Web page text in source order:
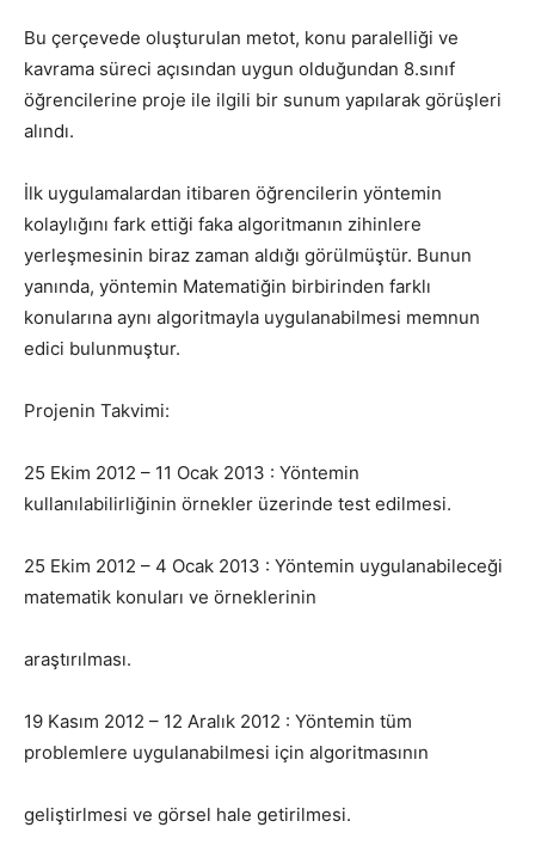
Bu çerçevede oluşturulan metot, konu paralelliği ve
kavrama süreci açısından uygun olduğundan 8.sınıf
öğrencilerine proje ile ilgili bir sunum yapılarak görüşleri
alındı.
İlk uygulamalardan itibaren öğrencilerin yöntemin
kolaylığını fark ettiği faka algoritmanın zihinlere
yerleşmesinin biraz zaman aldığı görülmüştür. Bunun
yanında, yöntemin Matematiğin birbirinden farklı
konularına aynı algoritmayla uygulanabilmesi memnun
edici bulunmuştur.
Projenin Takvimi:
25 Ekim 2012 – 11 Ocak 2013 : Yöntemin
kullanılabilirliğinin örnekler üzerinde test edilmesi.
25 Ekim 2012 – 4 Ocak 2013 : Yöntemin uygulanabileceği
matematik konuları ve örneklerinin
araştırılması.
19 Kasım 2012 – 12 Aralık 2012 : Yöntemin tüm
problemlere uygulanabilmesi için algoritmasının
geliştirlmesi ve görsel hale getirilmesi.